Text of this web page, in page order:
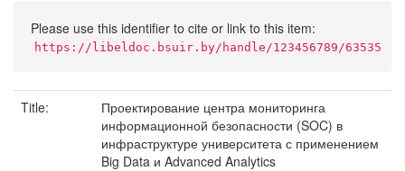
Please use this identifier to cite or link to this item:
https://libeldoc.bsuir.by/handle/123456789/63535
Title:
Проектирование центра мониторинга
информационной безопасности (SOC) в
инфраструктуре университета с применением
Big Data и Advanced Analytics